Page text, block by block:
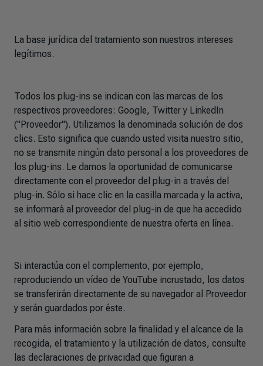
La base jurídica del tratamiento son nuestros intereses
legítimos.
Todos los plug-ins se indican con las marcas de los
respectivos proveedores: Google, Twitter y LinkedIn
("Proveedor"). Utilizamos la denominada solución de dos
clics. Esto significa que cuando usted visita nuestro sitio,
no se transmite ningún dato personal a los proveedores de
los plug-ins. Le damos la oportunidad de comunicarse
directamente con el proveedor del plug-in a través del
plug-in. Sólo si hace clic en la casilla marcada y la activa,
se informará al proveedor del plug-in de que ha accedido
al sitio web correspondiente de nuestra oferta en línea.
Si interactúa con el complemento, por ejemplo,
reproduciendo un vídeo de YouTube incrustado, los datos
se transferirán directamente de su navegador al Proveedor
y serán guardados por éste.
Para más información sobre la finalidad y el alcance de la
recogida, el tratamiento y la utilización de datos, consulte
las declaraciones de privacidad que figuran a